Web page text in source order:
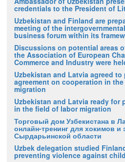
credentials to the President of
Uzbekistan and Finland are
meeting of the
business forum within its
Discussions on potential areas
the Association of European
Commerce and Industry were
Uzbekistan and Latvia agreed to
agreement on cooperation in
migration
Uzbekistan and Latvia ready for
in the field of labor migration
Торговый дом Узбекистана в
онлайн-тренинг для хокимов и
Сырдарьинской области
Uzbek delegation studied
preventing violence against